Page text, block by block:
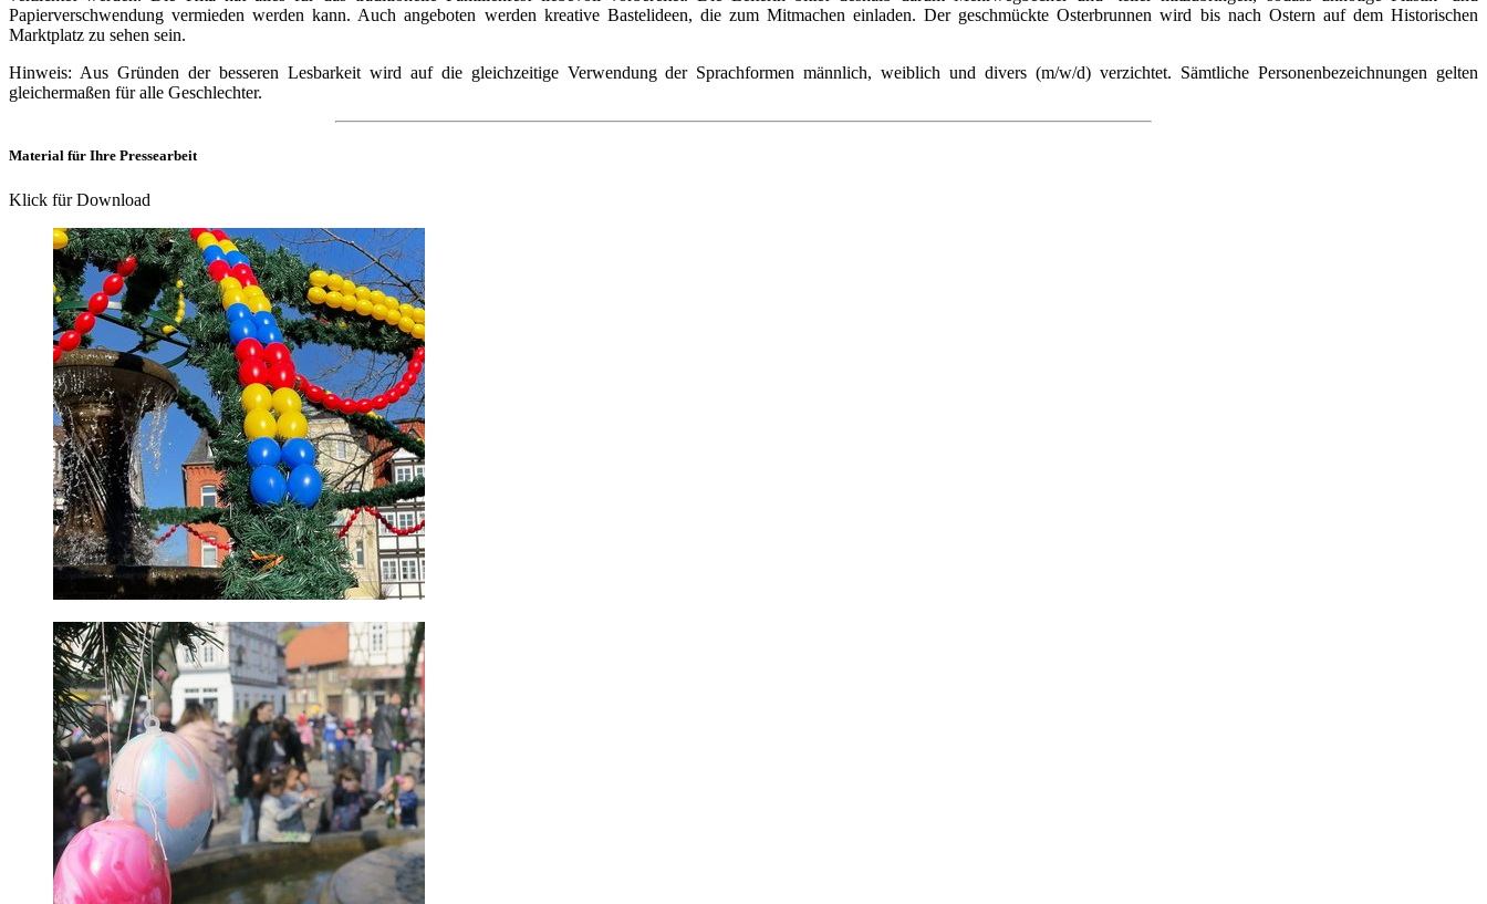
Papierverschwendung vermieden werden kann. Auch angeboten werden kreative Bastelideen, die zum Mitmachen einladen. Der geschmückte Osterbrunnen wird bis nach Ostern auf dem Historischen
Marktplatz zu sehen sein.
Hinweis: Aus Gründen der besseren Lesbarkeit wird auf die gleichzeitige Verwendung der Sprachformen männlich, weiblich und divers (m/w/d) verzichtet. Sämtliche Personenbezeichnungen gelten
gleichermaßen für alle Geschlechter.
Material für Ihre Pressearbeit
Klick für Download